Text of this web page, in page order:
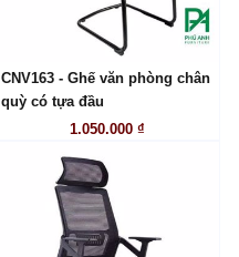
LIÊN HỆ
CNV163 - Ghế văn phòng chân
quỳ có tựa đầu
1.050.000 ₫